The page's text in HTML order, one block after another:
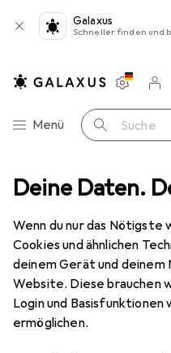
Deine Daten.
Wenn du nur das Nötigste
Cookies und ähnlichen
deinem Gerät und
Website. Diese brauchen
Login und Basisfunktionen
ermöglichen.
Galaxus
Schneller finden und
Navigation nach Kategorien
Menü Suche
Merklisten
Warenkorb
+ Video Geräte Schutzfolie
8
Dipos
EUR
12,–